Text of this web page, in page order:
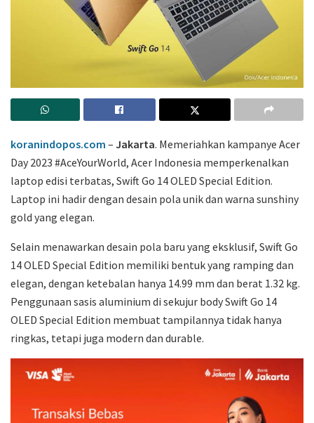
koranindopos.com – Jakarta. Memeriahkan kampanye Acer
Day 2023 #AceYourWorld, Acer Indonesia memperkenalkan
laptop edisi terbatas, Swift Go 14 OLED Special Edition.
Laptop ini hadir dengan desain pola unik dan warna sunshiny
gold yang elegan.
Selain menawarkan desain pola baru yang eksklusif, Swift Go
14 OLED Special Edition memiliki bentuk yang ramping dan
elegan, dengan ketebalan hanya 14.99 mm dan berat 1.32 kg.
Penggunaan sasis aluminium di sekujur body Swift Go 14
OLED Special Edition membuat tampilannya tidak hanya
ringkas, tetapi juga modern dan durable.